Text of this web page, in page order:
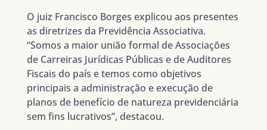
O juiz Francisco Borges explicou aos presentes
as diretrizes da Previdência Associativa.
“Somos a maior união formal de Associações
de Carreiras Jurídicas Públicas e de Auditores
Fiscais do país e temos como objetivos
principais a administração e execução de
planos de benefício de natureza previdenciária
sem fins lucrativos”, destacou.